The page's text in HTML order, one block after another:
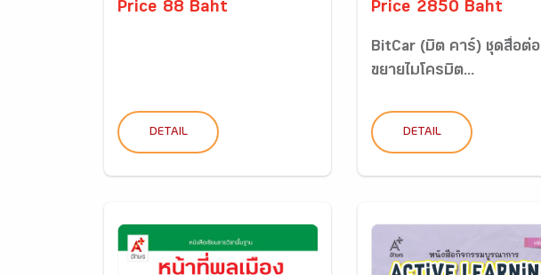
Price 88 Baht
DETAIL
Price 2850 Baht
BitCar (บิต คาร์) ชุดสื่อต่อ
ขยายไมโครบิต...
DETAIL